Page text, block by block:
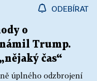
ODEBÍRAT
o
Trump.
čas“
úplného odzbrojení